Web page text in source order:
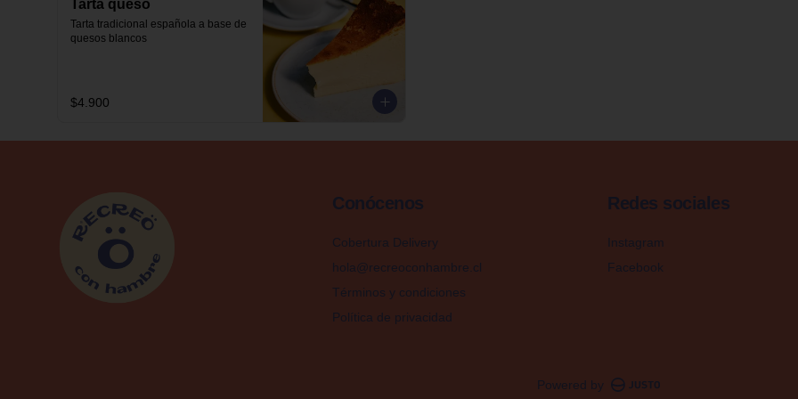
Tarta queso
Tarta tradicional española a base de
quesos blancos
$4.900
Conócenos
Cobertura Delivery
hola@recreoconhambre.cl
Términos y condiciones
Política de privacidad
Redes sociales
Instagram
Facebook
Powered by